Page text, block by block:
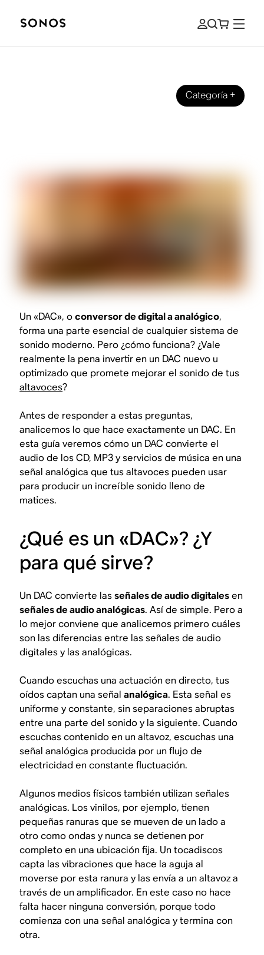
Categoría+
Un «DAC», oconversor de digital a analógico,
forma una parte esencial de cualquier sistema de
sonido moderno. Pero ¿cómo funciona? ¿Vale
realmente la pena invertir en un DAC nuevo u
optimizado que promete mejorar el sonido de tus
altavoces?
Antes de responder a estas preguntas,
analicemos lo que hace exactamente un DAC. En
esta guía veremos cómo un DAC convierte el
audio de los CD, MP3 y servicios de música en una
señal analógica que tus altavoces pueden usar
para producir un increíble sonido lleno de
matices.
¿Qué es un «DAC»? ¿Y
para qué sirve?
Un DAC convierte lasseñales de audio digitalesen
señales de audio analógicas. Así de simple. Pero a
lo mejor conviene que analicemos primero cuáles
son las diferencias entre las señales de audio
digitales y las analógicas.
Cuando escuchas una actuación en directo, tus
oídos captan una señalanalógica. Esta señal es
uniforme y constante, sin separaciones abruptas
entre una parte del sonido y la siguiente. Cuando
escuchas contenido en un altavoz, escuchas una
señal analógica producida por un flujo de
electricidad en constante fluctuación.
Algunos medios físicos también utilizan señales
analógicas. Los vinilos, por ejemplo, tienen
pequeñas ranuras que se mueven de un lado a
otro como ondas y nunca se detienen por
completo en una ubicación fija. Un tocadiscos
capta las vibraciones que hace la aguja al
moverse por esta ranura y las envía a un altavoz a
través de un amplificador. En este caso no hace
falta hacer ninguna conversión, porque todo
comienza con una señal analógica y termina con
otra.